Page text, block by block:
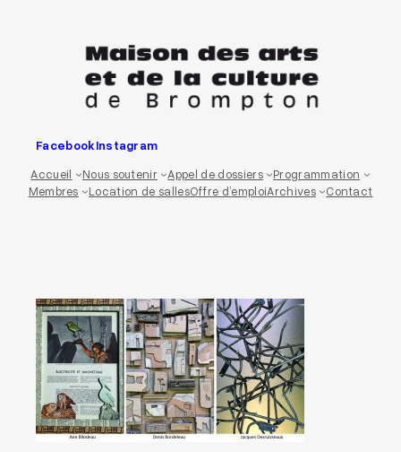
FacebookInstagram
Accueil
Nous soutenir Appel de dossiers
Programmation
Membres
Location de sallesOffre d’emploiArchives Contact